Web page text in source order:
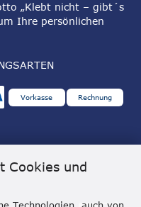
Cookies und
Technologien, auch von
„Klebt nicht – gibt´s
Ihre persönlichen
Vorkasse Rechnung